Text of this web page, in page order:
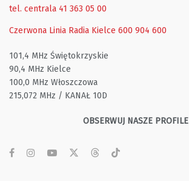
tel. centrala 41 363 05 00
Czerwona Linia Radia Kielce 600 904 600
101,4 MHz Świętokrzyskie
90,4 MHz Kielce
100,0 MHz Włoszczowa
215,072 MHz / KANAŁ 10D
OBSERWUJ NASZE PROFILE